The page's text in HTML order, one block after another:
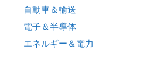
自動車＆輸送
電子＆半導体
エネルギー＆電力